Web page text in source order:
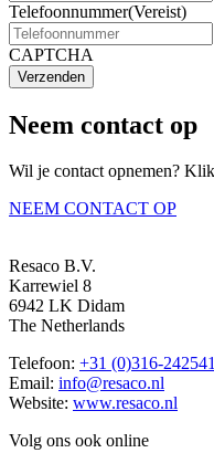
Telefoonnummer(Vereist)
CAPTCHA
Verzenden
Neem contact op
Wil je contact opnemen?
NEEM CONTACT OP
Resaco B.V.
Karrewiel 8
6942 LK Didam
The Netherlands
Telefoon: +31 (0)316-242541
Email: info@resaco.nl
Website: www.resaco.nl
Volg ons ook online